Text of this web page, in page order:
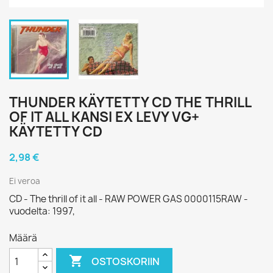
THUNDER KÄYTETTY CD THE THRILL
OF IT ALL KANSI EX LEVY VG+
KÄYTETTY CD
2,98 €
Ei veroa
CD - The thrill of it all - RAW POWER GAS 0000115RAW -
vuodelta: 1997,
Määrä
 OSTOSKORIIN